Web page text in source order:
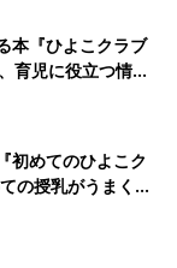
本『ひよこクラブ
育児に役立つ情報
初めてのひよこク
の授乳がうまく
夏のトラブル 解